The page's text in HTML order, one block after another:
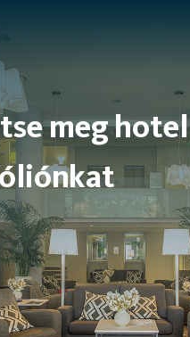
meg hotel